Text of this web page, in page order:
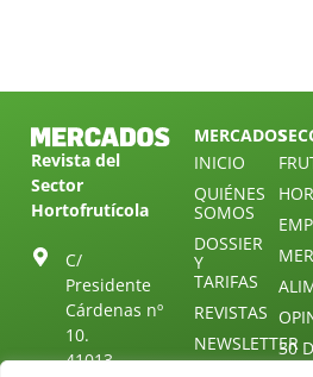
Revista del
Sector
Hortofrutícola
C/
Presidente
Cárdenas nº
10.
41013
MERCADOS
INICIO
QUIÉNES
SOMOS
DOSSIER
Y
TARIFAS
REVISTAS
NEWSLETTER
30
30